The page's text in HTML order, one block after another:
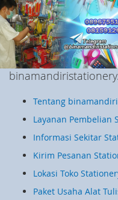
Tentang
Layanan Pembelian
Informasi Sekitar
Kirim Pesanan
Lokasi Toko
Paket Usaha Alat